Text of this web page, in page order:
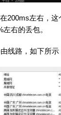
200ms左右，
右的丢包。
线路，如下所示